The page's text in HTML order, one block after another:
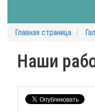
Главная страница
Наши